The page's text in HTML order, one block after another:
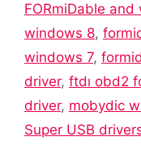
FORmiDable and
windows 8,
windows 7,
driver, ftdı obd2
driver, mobydic
Super USB